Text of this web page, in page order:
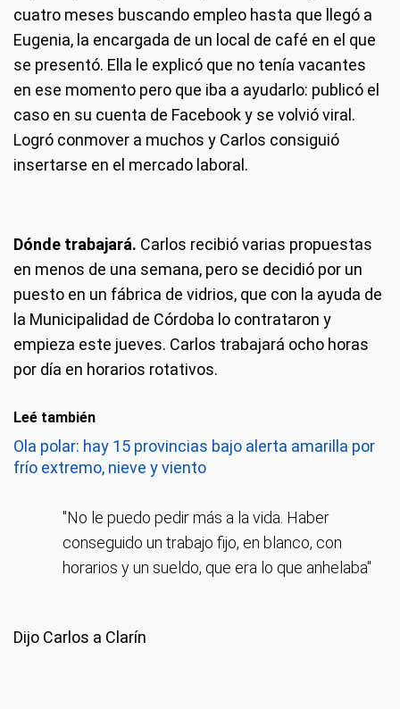
cuatro meses buscando empleo hasta que llegó a
Eugenia, la encargada de un local de café en el que
se presentó. Ella le explicó que no tenía vacantes
en ese momento pero que iba a ayudarlo: publicó el
caso en su cuenta de Facebook y se volvió viral.
Logró conmover a muchos y Carlos consiguió
insertarse en el mercado laboral.
Dónde trabajará. Carlos recibió varias propuestas
en menos de una semana, pero se decidió por un
puesto en un fábrica de vidrios, que con la ayuda de
la Municipalidad de Córdoba lo contrataron y
empieza este jueves. Carlos trabajará ocho horas
por día en horarios rotativos.
Leé también
Ola polar: hay 15 provincias bajo alerta amarilla por
frío extremo, nieve y viento
"No le puedo pedir más a la vida. Haber
conseguido un trabajo fijo, en blanco, con
horarios y un sueldo, que era lo que anhelaba"
Dijo Carlos a Clarín